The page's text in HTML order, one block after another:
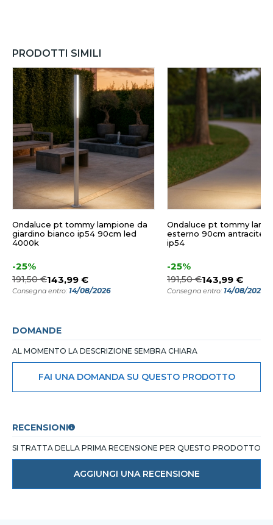
PRODOTTI SIMILI
Ondaluce pt tommy lampione da
giardino bianco ip54 90cm led
4000k
-25%
191,50 €143,99 €
Consegna entro: 14/08/2026
Ondaluce pt tommy
esterno 90cm antracite
ip54
-25%
191,50 €143,99 €
Consegna entro: 14/08/2026
DOMANDE
AL MOMENTO LA DESCRIZIONE SEMBRA CHIARA
FAI UNA DOMANDA SU QUESTO PRODOTTO
RECENSIONI
SI TRATTA DELLA PRIMA RECENSIONE PER QUESTO PRODOTTO
AGGIUNGI UNA RECENSIONE